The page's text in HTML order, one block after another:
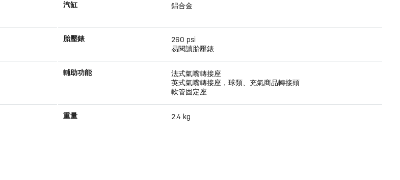
汽缸 鋁合金
胎壓錶
260 psi
易閱讀胎壓錶
輔助功能
法式氣嘴轉接座
英式氣嘴轉接座，球類、充氣商品轉接頭
軟管固定座
重量 2.4 kg